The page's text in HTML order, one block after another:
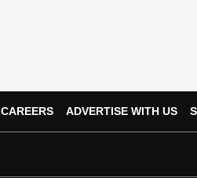
CAREERS ADVERTISE WITH US